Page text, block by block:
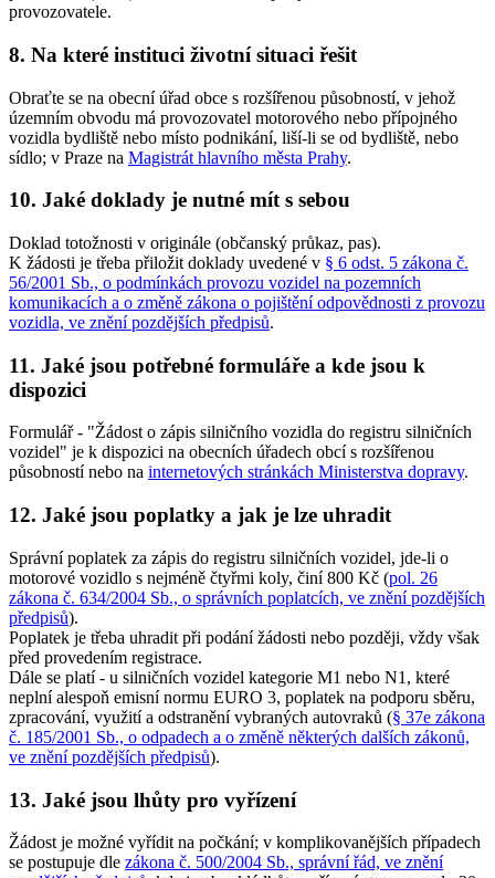
provozovatele.
8. Na které instituci životní situaci řešit
Obraťte se na obecní úřad obce s rozšířenou působností, v jehož
územním obvodu má provozovatel motorového nebo přípojného
vozidla bydliště nebo místo podnikání, liší-li se od bydliště, nebo
sídlo; v Praze na Magistrát hlavního města Prahy.
10. Jaké doklady je nutné mít s sebou
Doklad totožnosti v originále (občanský průkaz, pas).
K žádosti je třeba přiložit doklady uvedené v § 6 odst. 5 zákona č.
56/2001 Sb., o podmínkách provozu vozidel na pozemních
komunikacích a o změně zákona o pojištění odpovědnosti z provozu
vozidla, ve znění pozdějších předpisů.
11. Jaké jsou potřebné formuláře a kde jsou k
dispozici
Formulář - "Žádost o zápis silničního vozidla do registru silničních
vozidel" je k dispozici na obecních úřadech obcí s rozšířenou
působností nebo na internetových stránkách Ministerstva dopravy.
12. Jaké jsou poplatky a jak je lze uhradit
Správní poplatek za zápis do registru silničních vozidel, jde-li o
motorové vozidlo s nejméně čtyřmi koly, činí 800 Kč (pol. 26
zákona č. 634/2004 Sb., o správních poplatcích, ve znění pozdějších
předpisů).
Poplatek je třeba uhradit při podání žádosti nebo později, vždy však
před provedením registrace.
Dále se platí - u silničních vozidel kategorie M1 nebo N1, které
neplní alespoň emisní normu EURO 3, poplatek na podporu sběru,
zpracování, využití a odstranění vybraných autovraků (§ 37e zákona
č. 185/2001 Sb., o odpadech a o změně některých dalších zákonů,
ve znění pozdějších předpisů).
13. Jaké jsou lhůty pro vyřízení
Žádost je možné vyřídit na počkání; v komplikovanějších případech
se postupuje dle zákona č. 500/2004 Sb., správní řád, ve znění